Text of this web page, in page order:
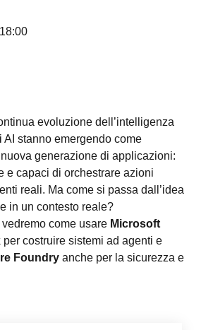
18:00
evoluzione dell’intelligenza
stanno emergendo come
generazione di applicazioni:
e capaci di orchestrare azioni
reali. Ma come si passa dall’idea
in un contesto reale?
come usare Microsoft
per costruire sistemi ad agenti e
Foundry anche per la sicurezza e